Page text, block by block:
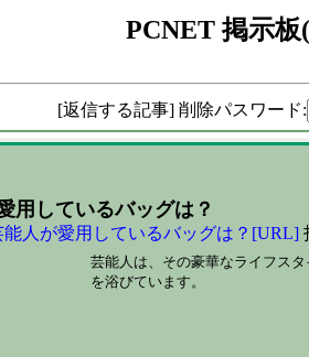
PCNET 掲示板
[返信する記事] 削除パスワード:
用しているバッグは？
能人が愛用しているバッグは？ [URL]
芸能人は、その豪華なライフス
を浴びています。